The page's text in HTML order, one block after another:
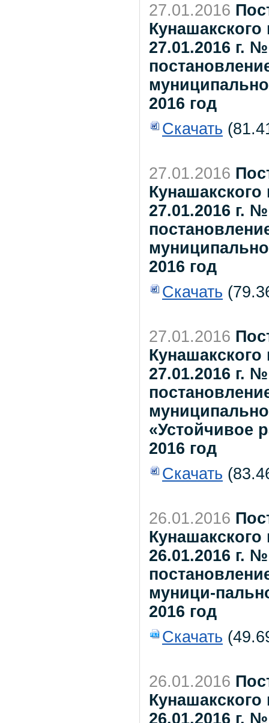
27.01.2016
27.01.2016 г.
2016 год
Скачать
27.01.2016
27.01.2016 г.
2016 год
Скачать
27.01.2016
27.01.2016 г.
«Устойчивое
2016 год
Скачать
26.01.2016
26.01.2016 г.
муници-
2016 год
Скачать
26.01.2016
26.01.2016 г.